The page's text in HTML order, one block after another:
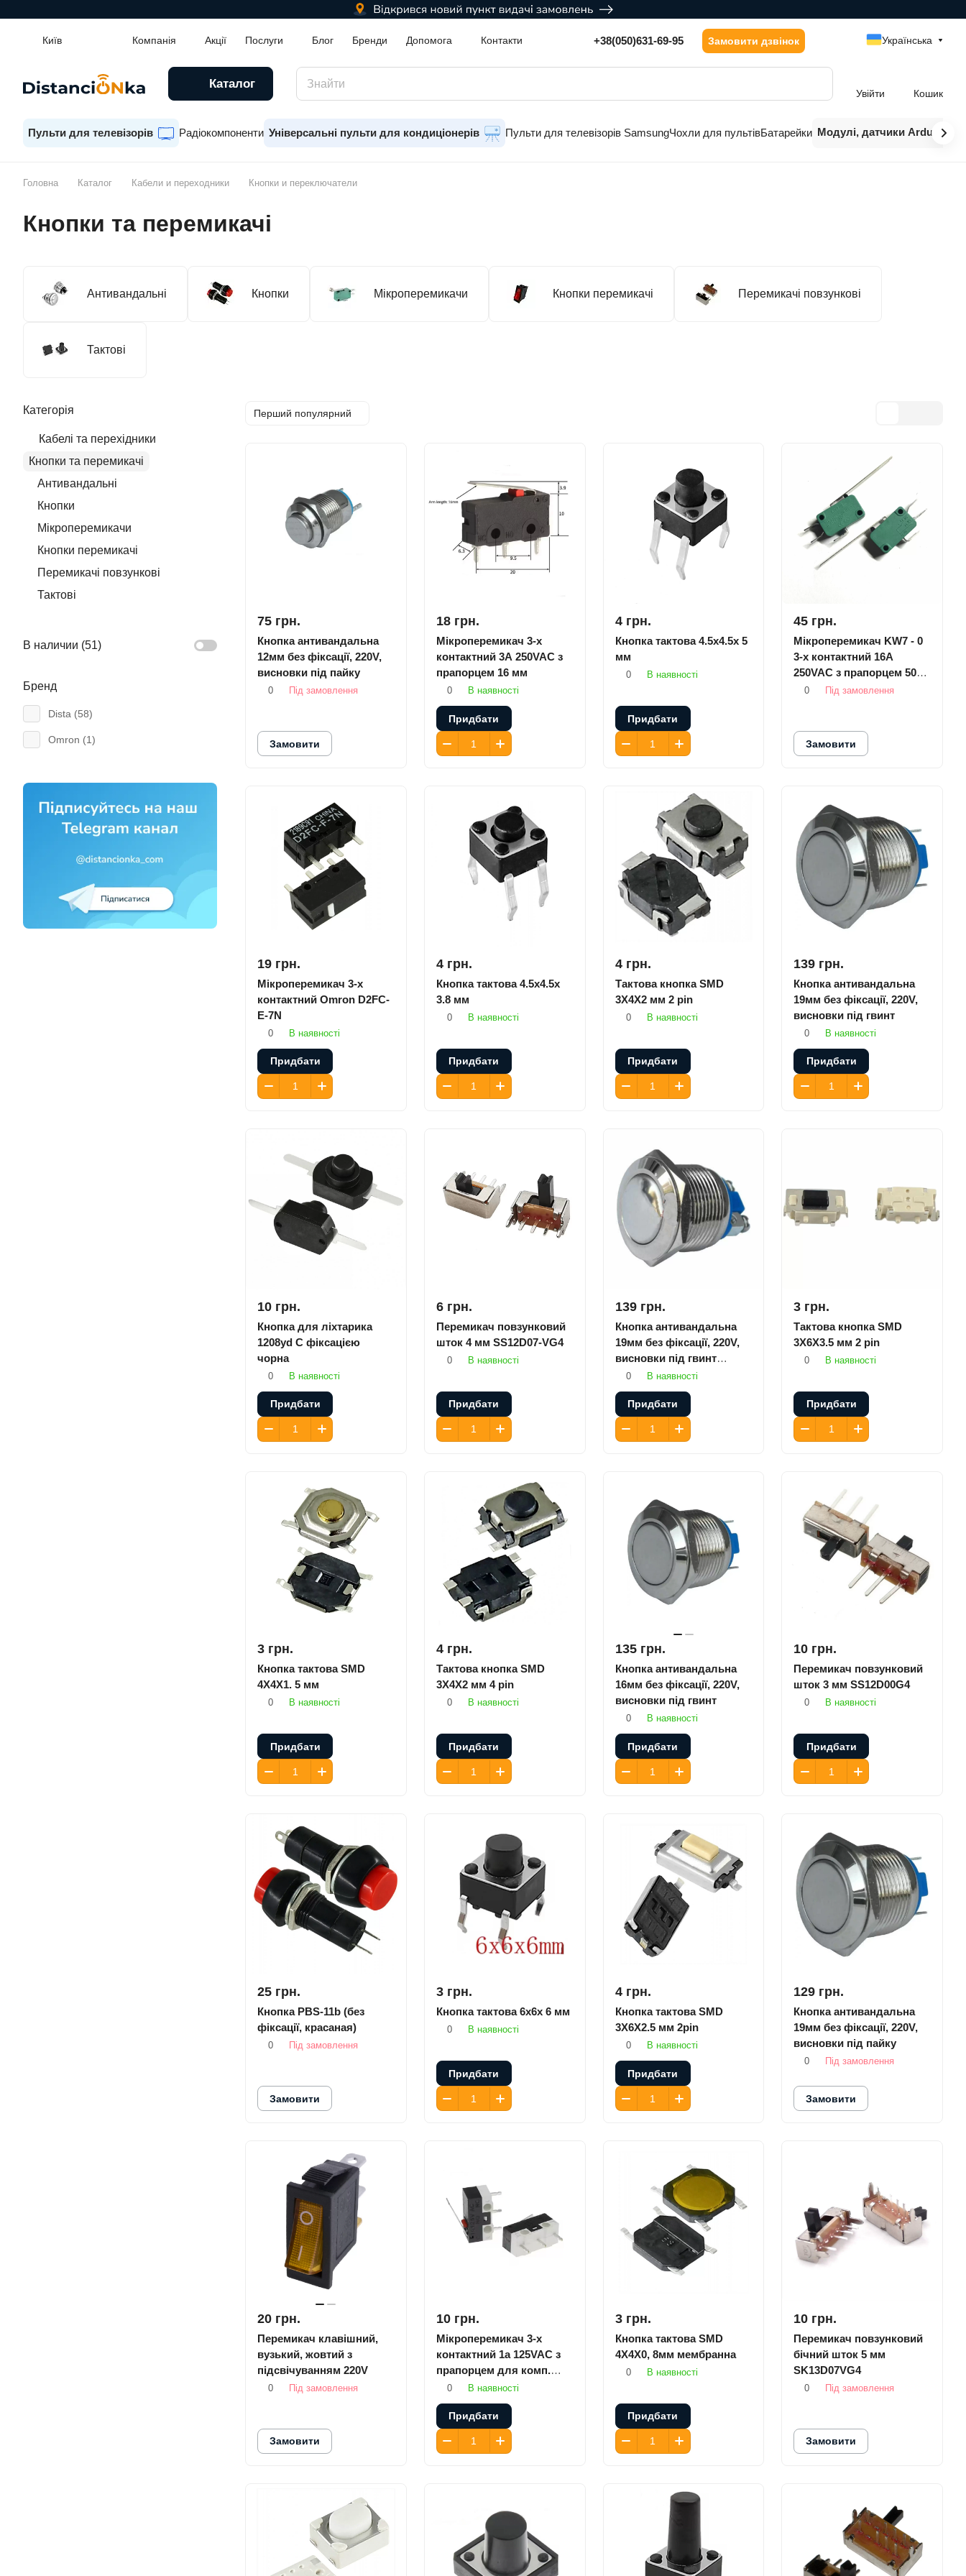
Київ Компанія Акції Послуги Блог Бренди Допомога Контакти +38(050)631-69-95 Замовити дзвінок Українська
Каталог
Увійти Кошик
Пульти для телевізорів Радіокомпоненти Універсальні пульти для кондиціонерів Пульти для телевізорів SamsungЧохли для пультівБатарейки Модулі, датчики Arduino
Головна Каталог Кабели и переходники Кнопки и переключатели
Кнопки та перемикачі
Антивандальні Кнопки Мікроперемикачи Кнопки перемикачі Перемикачі повзункові
Тактові
Перший популярний
75 грн.
Кнопка антивандальна
12мм без фіксації, 220V,
висновки під пайку
0 Під замовлення
Замовити
18 грн.
Мікроперемикач 3-х
контактний 3A 250VAC з
прапорцем 16 мм
0 В наявності
Придбати
4 грн.
Кнопка тактова 4.5x4.5x 5
мм
0 В наявності
Придбати
45 грн.
Мікроперемикач KW7 - 0
3-х контактний 16A
250VAC з прапорцем 50
мм
0 Під замовлення
Замовити
19 грн.
Мікроперемикач 3-х
контактний Omron D2FC-
E-7N
0 В наявності
Придбати
4 грн.
Кнопка тактова 4.5x4.5x
3.8 мм
0 В наявності
Придбати
4 грн.
Тактова кнопка SMD
3X4X2 мм 2 pin
0 В наявності
Придбати
139 грн.
Кнопка антивандальна
19мм без фіксації, 220V,
висновки під гвинт
0 В наявності
Придбати
10 грн.
Кнопка для ліхтарика
1208yd C фіксацією
чорна
0 В наявності
Придбати
6 грн.
Перемикач повзунковий
шток 4 мм SS12D07-VG4
0 В наявності
Придбати
139 грн.
Кнопка антивандальна
19мм без фіксації, 220V,
висновки під гвинт
(опукла)
0 В наявності
Придбати
3 грн.
Тактова кнопка SMD
3X6X3.5 мм 2 pin
0 В наявності
Придбати
3 грн.
Кнопка тактова SMD
4X4X1. 5 мм
0 В наявності
Придбати
4 грн.
Тактова кнопка SMD
3X4X2 мм 4 pin
0 В наявності
Придбати
135 грн.
Кнопка антивандальна
16мм без фіксації, 220V,
висновки під гвинт
0 В наявності
Придбати
10 грн.
Перемикач повзунковий
шток 3 мм SS12D00G4
0 В наявності
Придбати
25 грн.
Кнопка PBS-11b (без
фіксації, красаная)
0 Під замовлення
Замовити
3 грн.
Кнопка тактова 6x6x 6 мм
0 В наявності
Придбати
4 грн.
Кнопка тактова SMD
3X6X2.5 мм 2pin
0 В наявності
Придбати
129 грн.
Кнопка антивандальна
19мм без фіксації, 220V,
висновки під пайку
0 Під замовлення
Замовити
20 грн.
Перемикач клавішний,
вузький, жовтий з
підсвічуванням 220V
0 Під замовлення
Замовити
10 грн.
Мікроперемикач 3-х
контактний 1a 125VAC з
прапорцем для комп.
миша
0 В наявності
Придбати
3 грн.
Кнопка тактова SMD
4X4X0, 8мм мембранна
0 В наявності
Придбати
10 грн.
Перемикач повзунковий
бічний шток 5 мм
SK13D07VG4
0 Під замовлення
Замовити
Категорія
Кабелі та перехідники
Кнопки та перемикачі
Антивандальні
Кнопки
Мікроперемикачи
Кнопки перемикачі
Перемикачі повзункові
Тактові
В наличии (51)
Бренд
Dista (58)
Omron (1)